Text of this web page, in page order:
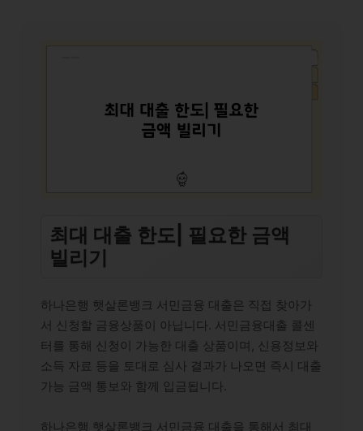
최대 대출 한도| 필요한 금액
빌리기
하나은행 햇살론뱅크 서민금융 대출은 직접 찾아가
서 신청할 금융상품이 아닙니다. 서민금융대출 콜센
터를 통해 신청이 가능한 대출 상품이며, 신용정보와
소득 자료 등을 토대로 심사 결과가 나오면 즉시 대출
가능 금액 통보와 함께 입금됩니다.
하나은행 햇살론뱅크 서민금융 대출을 통해서 최대